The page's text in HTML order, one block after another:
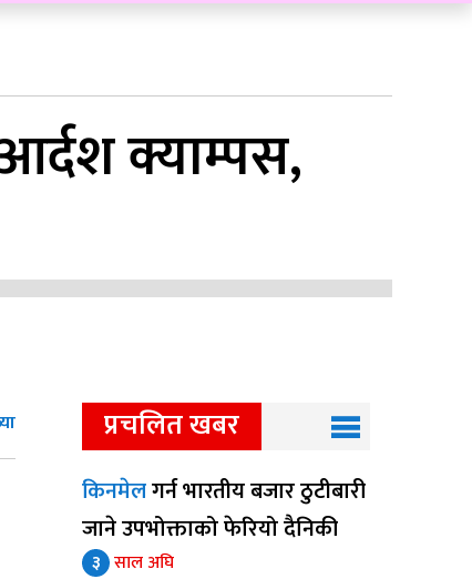
क्याम्पस,
प्रचलित खबर
किनमेलगर्न भारतीय बजार ठुटीबारी
जाने उपभोक्ताको फेरियो दैनिकी
३ साल अघि